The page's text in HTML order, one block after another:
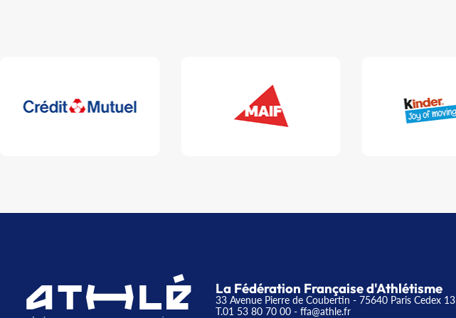
La Fédération Française d'Athlétisme
33 Avenue Pierre de Coubertin - 75640 Paris Cedex 13
T.01 53 80 70 00 - ffa@athle.fr